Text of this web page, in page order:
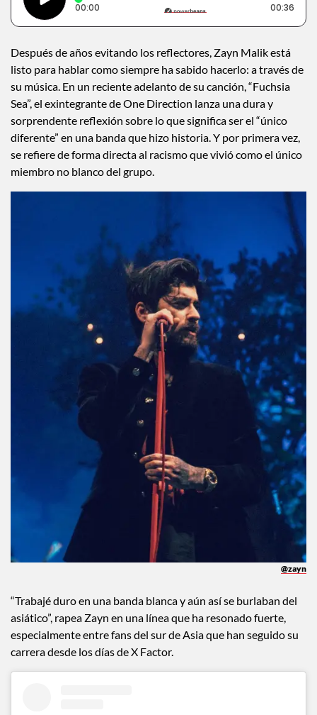
00:00 Tiempo transcurrido: 0 segundos 00:36
Después de años evitando los reflectores, Zayn Malik está
listo para hablar como siempre ha sabido hacerlo: a través de
su música. En un reciente adelanto de su canción, “Fuchsia
Sea”, el exintegrante de One Direction lanza una dura y
sorprendente reflexión sobre lo que significa ser el “único
diferente” en una banda que hizo historia. Y por primera vez,
se refiere de forma directa al racismo que vivió como el único
miembro no blanco del grupo.
@zayn
“Trabajé duro en una banda blanca y aún así se burlaban del
asiático”, rapea Zayn en una línea que ha resonado fuerte,
especialmente entre fans del sur de Asia que han seguido su
carrera desde los días de X Factor.